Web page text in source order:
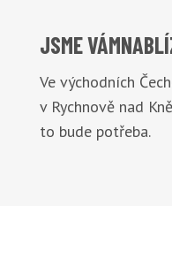
JSME VÁM
Ve východních
v Rychnově nad
to bude potřeba.